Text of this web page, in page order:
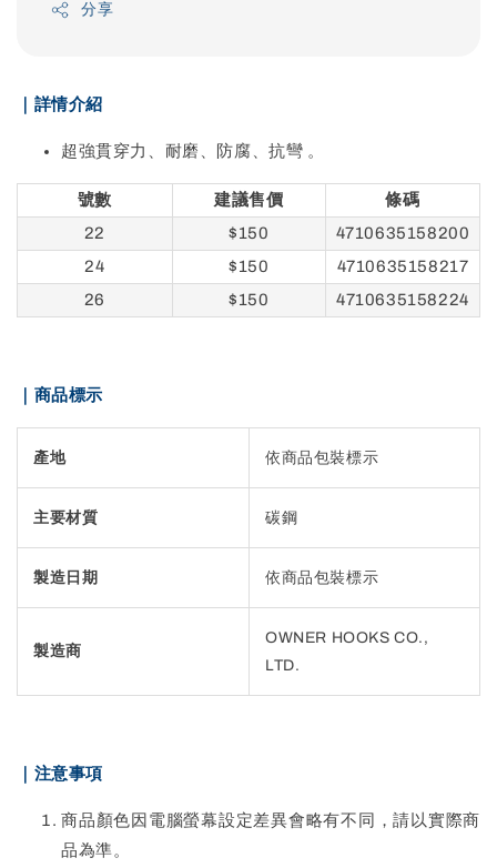
分享
｜詳情介紹
超強貫穿力、耐磨、防腐、抗彎 。
號數 建議售價
條碼
22
$150
4710635158200
24
$150
4710635158217
26
$150 4710635158224
｜商品標示
產地 依商品包裝標示
主要材質 碳鋼
製造日期 依商品包裝標示
製造商
OWNER HOOKS CO.,
LTD.
｜注意事項
商品顏色因電腦螢幕設定差異會略有不同，請以實際商
品為準。